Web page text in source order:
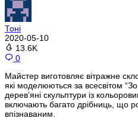
Тоні
2020-05-10
13.6K
0
Майстер виготовляє вітражне
які моделюються за всесвітом
дерев’яні скульптури із
включають багато дрібниць, що
впізнаваним.